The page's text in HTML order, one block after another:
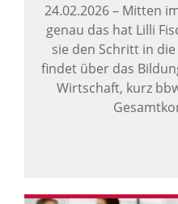
24.02.2026– Mitten
genau das hat Lilli
sie den Schritt in
findet über das
Wirtschaft, kurz